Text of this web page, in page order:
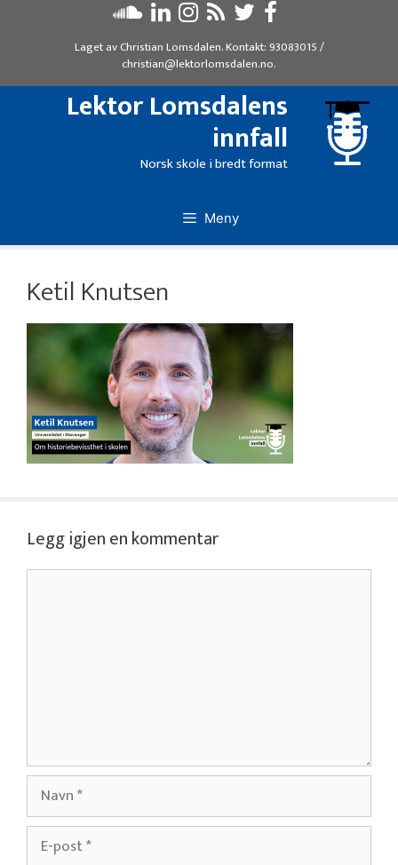
Laget avChristian Lomsdalen. Kontakt: 93083015/
christian@lektorlomsdalen.no.
Lektor Lomsdalens
innfall
Norsk skole i bredt format
Meny
Ketil Knutsen
Legg igjen en kommentar
Navn
post